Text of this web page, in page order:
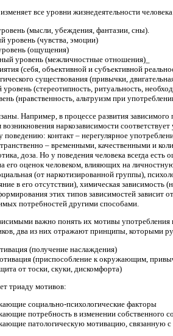
все уровни жизнедеятельности
(мысли, убеждения, фантазии, сны).
уровень (чувства, эмоции)
(ощущения)
уровень (межличностные отношения)_
(себя, объективной и субъективной
существования (привычки,
(стереотипность, ритуальность,
(нравственность, альтруизм при
Например, в процессе развития
наркозависимости
контакт – нерегулярное
– временными, качественными и
доза. Но у поведения человека всегда
его оценок человеком, влияющих на
(от наркотизированной группы),
в его отсутствии), химическая
этих типов зависимостей зависит
потребностей другими способами.
важно понять их мотивы
два из них отражают принципы, которыми
(получение наслаждения)
(приспособление к окружающим,
от тоски, скуки, дискомфорта)
триаду мотивов:
социально-психологические факторы
потребность в изменении собственного
патологическую мотивацию, связанную с